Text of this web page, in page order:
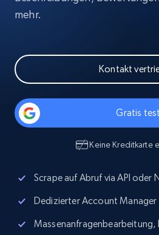
mehr.
Kontakt
Gratis
Keine Kreditkarte
Scrape auf Abruf via API oder
Dedizierter Account Manager
Massenanfragenbearbeitung,